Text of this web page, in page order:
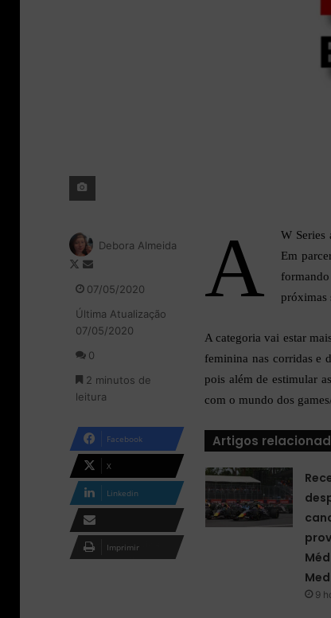
A
W Series
Em
próximas
A categoria vai estar
feminina nas corridas e
pois além de estimular
com o mundo dos
Artigos
9
Debora Almeida
F
l
o
n
X
d
e
e
-
i
l
07/05/2020
Última Atualização
07/05/2020
0
2 minutos de
leitura
Facebook
X
Linkedin
Compartilhar via e-
mail
Imprimir